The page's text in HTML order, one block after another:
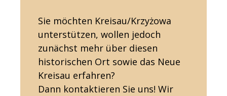
Sie möchten Kreisau/Krzyżowa
unterstützen, wollen jedoch
zunächst mehr über diesen
historischen Ort sowie das Neue
Kreisau erfahren?
Dann kontaktieren Sie uns! Wir